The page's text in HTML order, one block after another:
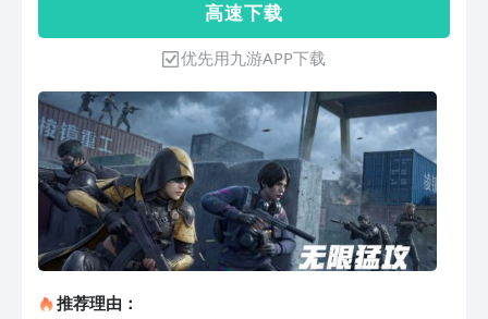
高 速 下 载
优先用九游APP下载
推荐理由：